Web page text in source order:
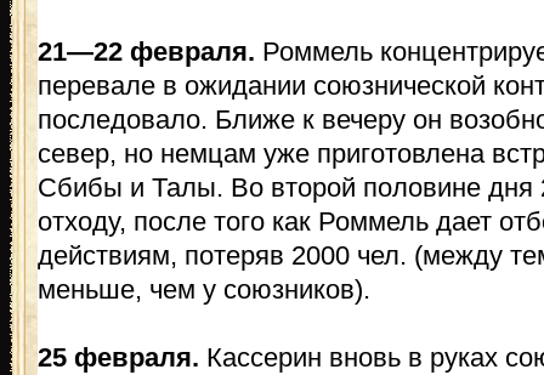
21—22 февраля. Роммель
перевале в ожидании союзнической
последовало. Ближе к вечеру он
север, но немцам уже приготовлена
Сбибы и Талы. Во второй половине дня
отходу, после того как Роммель дает
действиям, потеряв 2000 чел. (между
меньше, чем у союзников).
25 февраля. Кассерин вновь в руках